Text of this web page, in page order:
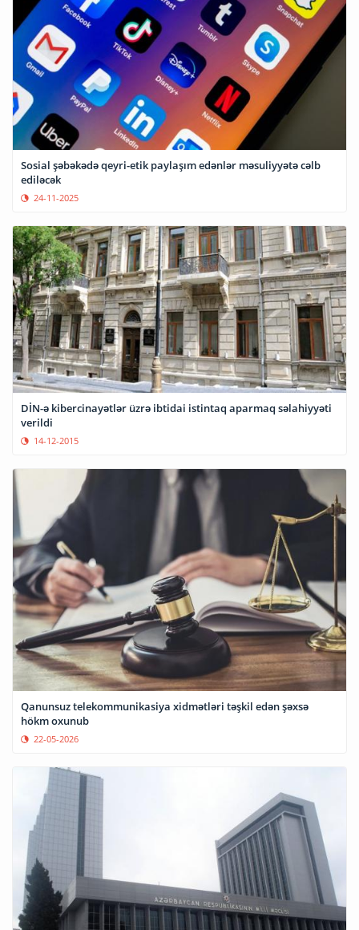
Sosial şəbəkədə qeyri-etik paylaşım edənlər məsuliyyətə cəlb
ediləcək
24-11-2025
DİN-ə kibercinayətlər üzrə ibtidai istintaq aparmaq səlahiyyəti
verildi
14-12-2015
Qanunsuz telekommunikasiya xidmətləri təşkil edən şəxsə
hökm oxunub
22-05-2026